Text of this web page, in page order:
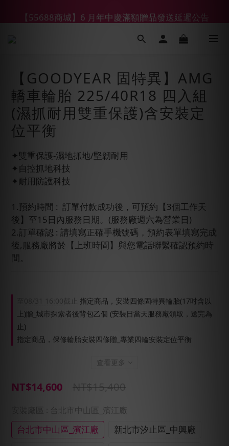
【鑽石熊/金熊新客首購限定】優惠搭車金
【55688商城】6 月年中慶滿額贈品發送延遲公告
【鑽石熊/金熊新客首購限定】優惠搭車金
【GOODYEAR 固特異】AMG
轎車輪胎 225/40R18 四入組
(濕抓耐用雙重保護)含安裝定
位平衡
✦雙重保護-濕地抓地/堅韌耐用
✦自控抓地科技
✦耐用防護科技
1.預約時間 :  訂單付款成功後，可預約【3個工作天
後】至15日內服務日期。(服務廠週六為營業日)
2.訂單確認 : 請填寫正確手機號碼，預約表單填寫完成
後,服務廠將於【上班時間】與您電話聯繫確認預約時
間。
截止 指定商品，安裝四條固特異輪胎(17吋含以
上)贈_城市探索者後背包乙個 (安裝日當天服務廠領取，送完為
止)
指定商品，保修輪胎安裝四條贈_專業四輪安裝定位平衡
查看更多
NT$14,600 NT$15,400
: 台北市中山區_濱江廠
台北市中山區_濱江廠
新北市汐止區_中興廠